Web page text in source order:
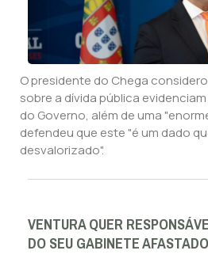
O presidente do Chega
sobre a dívida pública
do Governo, além de uma
defendeu que este "é um dado
desvalorizado".
VENTURA QUER
DO SEU GABINETE